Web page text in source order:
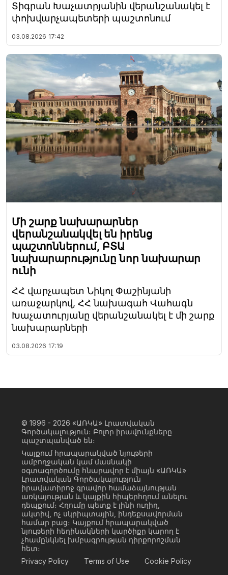
Տիգրան Խաչատրյանին վերանշանակել է
փոխվարչապետերի պաշտոնում
03.08.2026 17:42
Մի շարք նախարարներ
վերանշանակվել են իրենց
պաշտոններում, ԲՏԱ
նախարարությունը նոր նախարար
ունի
ՀՀ վարչապետ Նիկոլ Փաշինյանի
առաջարկով, ՀՀ նախագահ Վահագն
Խաչատուրյանը վերանշանակել է մի շարք
նախարարների
03.08.2026 17:19
© 1996 - 2026 «ԱՌԿԱ» Լրատվական
Գործակալություն։ Բոլոր իրավունքները
պաշտպանված են։
Կայքում հրապարակված նյութերի
ամբողջական կամ մասնակի
օգտագործումը հնարավոր է միայն «ԱՌԿԱ»
Լրատվական Գործակալություն
իրավատիրոջ գրավոր համաձայնության
առկայության և կայքին հիպերհղում անելու
դեպքում։ Հղումը պետք է լինի ուղիղ,
ակտիվ, ոչ սկրիպտային, ինդեքսավորման
համար բաց։ Կայքում հրապարակված
նյութերի հեղինակների կարծիքը կարող է
չհամընկնել խմբագրության դիրքորոշման
հետ։
Privacy Policy
Terms of Use Cookie Policy